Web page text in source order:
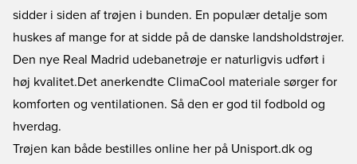
sidder i siden af trøjen i bunden. En populær detalje som
huskes af mange for at sidde på de danske landsholdstrøjer.
Den nye Real Madrid udebanetrøje er naturligvis udført i
høj kvalitet.Det anerkendte ClimaCool materiale sørger for
komforten og ventilationen. Så den er god til fodbold og
hverdag.
Trøjen kan både bestilles online her på Unisport.dk og